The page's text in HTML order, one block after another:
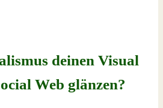
deinen Visual
Web glänzen?